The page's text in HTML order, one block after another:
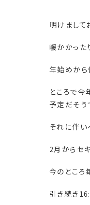
明けまして
暖かかった
年始めから
ところで今
予定だそう
それに伴い
2月からセ
今のところ
引き続き